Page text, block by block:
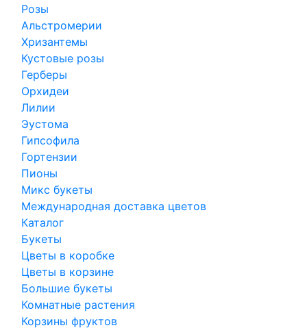
Розы
Альстромерии
Хризантемы
Кустовые розы
Герберы
Орхидеи
Лилии
Эустома
Гипсофила
Гортензии
Пионы
Микс букеты
Международная доставка цветов
Каталог
Букеты
Цветы в коробке
Цветы в корзине
Большие букеты
Комнатные растения
Корзины фруктов